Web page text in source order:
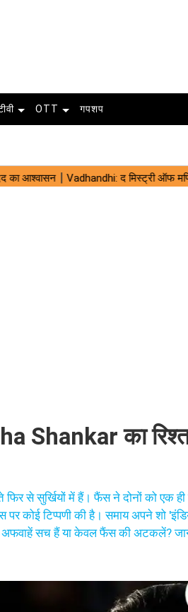
OTT गपशप
Shankar का
से सुर्खियों में हैं। फैंस ने दोनों को एक
कोई टिप्पणी की है। समाय अपने शो
अफवाहें सच हैं या केवल फैंस की अटकलें?